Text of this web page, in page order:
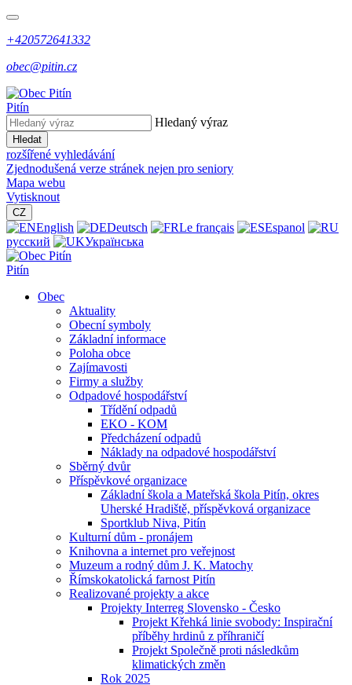
+420572641332
obec@pitin.cz
Pitín
Hledaný výraz
Hledat
rozšířené vyhledávání
Zjednodušená verze stránek nejen pro seniory
Mapa webu
Vytisknout
CZ
English Deutsch Le français
Espanol
русский
Українська
Pitín
Obec
Aktuality
Obecní symboly
Základní informace
Poloha obce
Zajímavosti
Firmy a služby
Odpadové hospodářství
Třídění odpadů
EKO - KOM
Předcházení odpadů
Náklady na odpadové hospodářství
Sběrný dvůr
Příspěvkové organizace
Základní škola a Mateřská škola Pitín, okres
Uherské Hradiště, příspěvková organizace
Sportklub Niva, Pitín
Kulturní dům - pronájem
Knihovna a internet pro veřejnost
Muzeum a rodný dům J. K. Matochy
Římskokatolická farnost Pitín
Realizované projekty a akce
Projekty Interreg Slovensko - Česko
Projekt Křehká linie svobody: Inspirační
příběhy hrdinů z příhraničí
Projekt Společně proti následkům
klimatických změn
Rok 2025